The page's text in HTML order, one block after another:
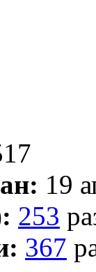
19
253
367